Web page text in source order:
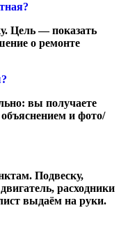
Цель — показать
о ремонте
вы получаете
и фото/
Подвеску,
расходники
выдаём на руки.